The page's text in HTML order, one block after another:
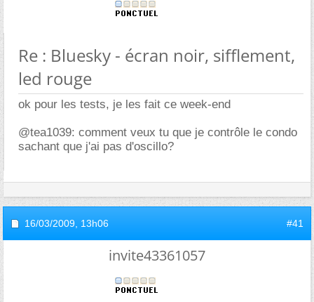
Re : Bluesky - écran noir, sifflement,
led rouge
ok pour les tests, je les fait ce week-end
@tea1039: comment veux tu que je contrôle le condo
sachant que j'ai pas d'oscillo?
16/03/2009, 13h06 #41
invite43361057